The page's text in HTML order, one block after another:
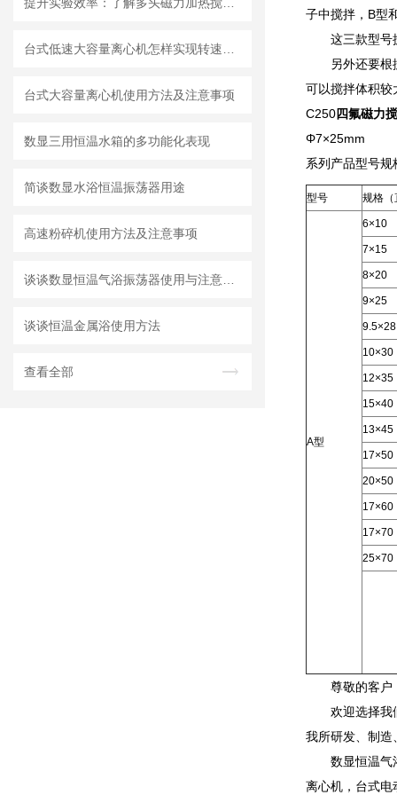
台式大容量离心机使用方法及注意事项
数显三用恒温水箱的多功能化表现
简谈数显水浴恒温振荡器用途
高速粉碎机使用方法及注意事项
谈谈恒温金属浴使用方法
查看全部
子中搅拌，B型
这三款型号
另外还要
可以搅拌体积较
C250四氟磁力
Φ7×25mm
系列产品型号规
型号 规格（
A型
6×10
7×15
8×20
9×25
9.5×28
10×30
12×35
15×40
13×45
17×50
20×50
17×60
17×70
25×70
尊敬的客户
欢迎选择我
我所研发、制造
数显恒温气
离心机，台式电